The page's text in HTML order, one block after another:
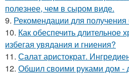
полезнее, чем в сыром виде.
9. Рекомендации для получения
10. Как обеспечить длительное
избегая увядания и гниения?
11. Салат аристократ.
12. Обшил своими руками дом -